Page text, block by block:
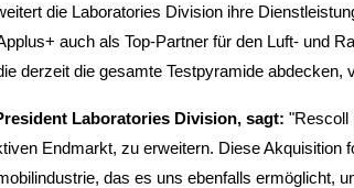
die Laboratories Division ihre
auch als Top-Partner für den Luft- und
derzeit die gesamte Testpyramide abdecken,
Laboratories Division, sagt: "Rescoll
Endmarkt, zu erweitern. Diese
das es uns ebenfalls ermöglicht,